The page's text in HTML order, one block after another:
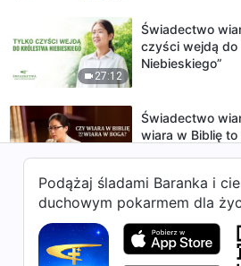
27:12
Świadectwo
czyści wejdą do
Niebieskiego”
Świadectwo
wiara w Biblię to
Świadectwo
kluczem do
niebieskiego”
Podążaj śladami Baranka i
duchowym pokarmem dla